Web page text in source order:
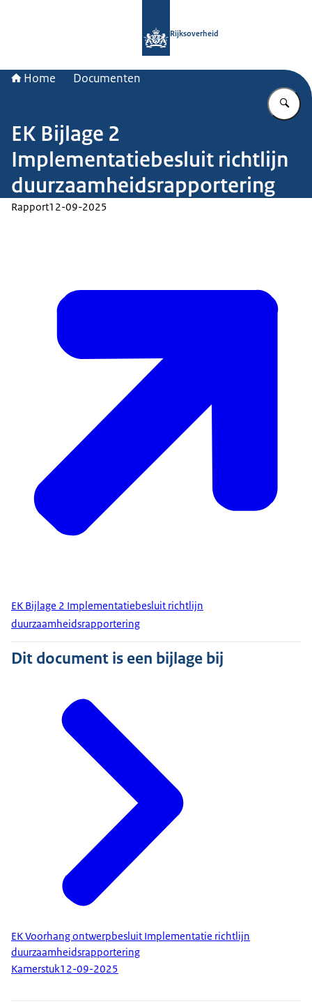
Rijksoverheid
Home Documenten
EK Bijlage 2
Implementatiebesluit richtlijn
duurzaamheidsrapportering
Rapport12-09-2025
EK Bijlage 2 Implementatiebesluit richtlijn
duurzaamheidsrapportering
Dit document is een bijlage bij
EK Voorhang ontwerpbesluit Implementatie richtlijn
duurzaamheidsrapportering
Kamerstuk12-09-2025